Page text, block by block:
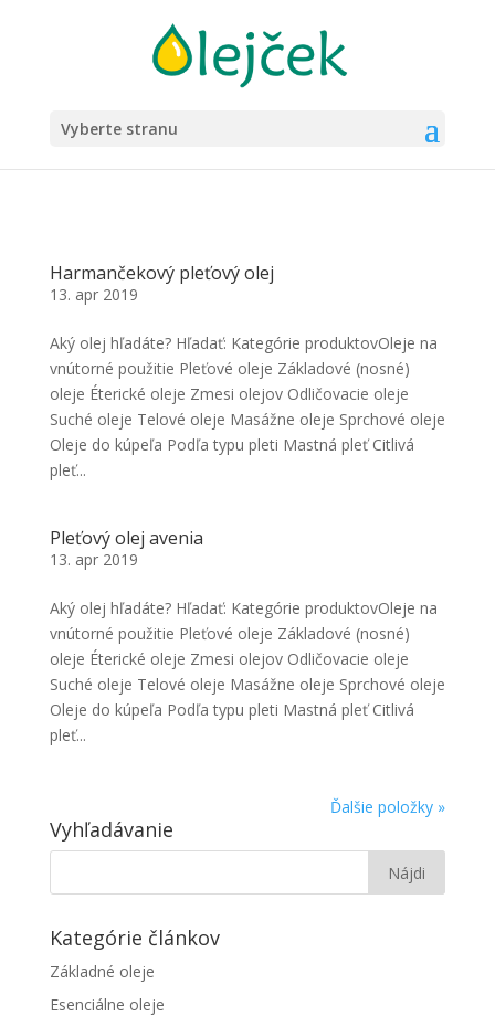
Vyberte stranu
Harmančekový pleťový olej
13. apr 2019
Aký olej hľadáte? Hľadať: Kategórie produktovOleje na
vnútorné použitie Pleťové oleje Základové (nosné)
oleje Éterické oleje Zmesi olejov Odličovacie oleje
Suché oleje Telové oleje Masážne oleje Sprchové oleje
Oleje do kúpeľa Podľa typu pleti Mastná pleť Citlivá
pleť...
Pleťový olej avenia
13. apr 2019
Aký olej hľadáte? Hľadať: Kategórie produktovOleje na
vnútorné použitie Pleťové oleje Základové (nosné)
oleje Éterické oleje Zmesi olejov Odličovacie oleje
Suché oleje Telové oleje Masážne oleje Sprchové oleje
Oleje do kúpeľa Podľa typu pleti Mastná pleť Citlivá
pleť...
Ďalšie položky »
Vyhľadávanie
Kategórie článkov
Základné oleje
Esenciálne oleje